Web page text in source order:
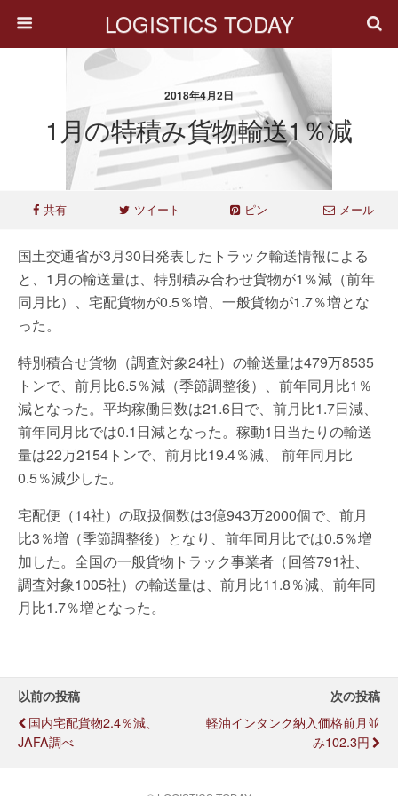
LOGISTICS TODAY
2018年4月2日
1月の特積み貨物輸送1％減
共有 ツイート ピン メール
国土交通省が3月30日発表したトラック輸送情報による
と、1月の輸送量は、特別積み合わせ貨物が1％減（前年
同月比）、宅配貨物が0.5％増、一般貨物が1.7％増とな
った。
特別積合せ貨物（調査対象24社）の輸送量は479万8535
トンで、前月比6.5％減（季節調整後）、前年同月比1％
減となった。平均稼働日数は21.6日で、前月比1.7日減、
前年同月比では0.1日減となった。稼動1日当たりの輸送
量は22万2154トンで、前月比19.4％減、 前年同月比
0.5％減少した。
宅配便（14社）の取扱個数は3億943万2000個で、前月
比3％増（季節調整後）となり、前年同月比では0.5％増
加した。全国の一般貨物トラック事業者（回答791社、
調査対象1005社）の輸送量は、前月比11.8％減、前年同
月比1.7％増となった。
以前の投稿
国内宅配貨物2.4％減、
JAFA調べ
次の投稿
軽油インタンク納入価格前月並
み102.3円